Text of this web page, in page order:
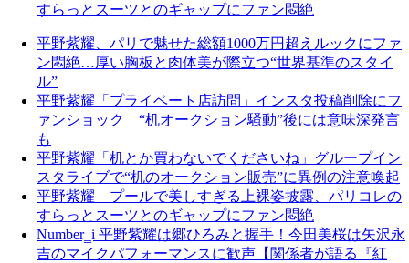
すらっとスーツとのギャップにファン悶絶
平野紫耀、パリで魅せた総額1000万円超えルックにファ
ン悶絶…厚い胸板と肉体美が際立つ“世界基準のスタイ
ル”
平野紫耀「プライベート店訪問」インスタ投稿削除にフ
ァンショック “机オークション騒動”後には意味深発言
も
平野紫耀「机とか買わないでくださいね」グループイン
スタライブで“机のオークション販売”に異例の注意喚起
平野紫耀 プールで美しすぎる上裸姿披露、パリコレの
すらっとスーツとのギャップにファン悶絶
Number‗i 平野紫耀は郷ひろみと握手！今田美桜は矢沢永
吉のマイクパフォーマンスに歓声【関係者が語る『紅